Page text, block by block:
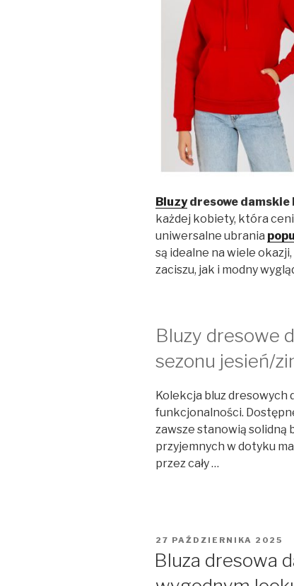
Bluzydresowe damskie
każdej kobiety, która
uniwersalne ubrania
są idealne na wiele
zaciszu, jak i modny
Bluzy dresowe
sezonu jesień/
Kolekcja bluz dresowych
funkcjonalności.
zawsze stanowią solidną
przyjemnych w dotyku
przez cały …
OPUBLIKOWANE
27 PAŹDZIERNIKA 2025
Bluza dresowa